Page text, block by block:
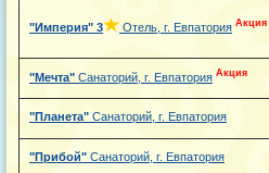
"Империя" 3 Отель, г. Евпатория Акция
"Мечта" Санаторий, г. Евпатория Акция
"Планета" Санаторий, г. Евпатория
"Прибой" Санаторий, г. Евпатория